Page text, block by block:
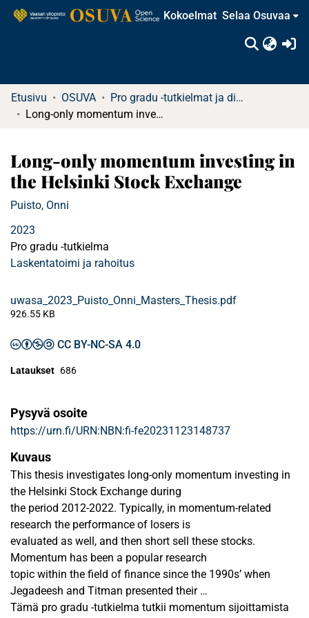
Kokoelmat Selaa Osuvaa
Etusivu OSUVA
Pro gradu -tutkielmat ja diplomityöt
Long-only momentum investing in the Helsinki Stock Exchange
Long-only momentum investing in
the Helsinki Stock Exchange
Puisto, Onni
2023
Pro gradu -tutkielma
Laskentatoimi ja rahoitus
uwasa_2023_Puisto_Onni_Masters_Thesis.pdf
926.55 KB
CC BY-NC-SA 4.0
Lataukset 686
Pysyvä osoite
https://urn.fi/URN:NBN:fi-fe20231123148737
Kuvaus
This thesis investigates long-only momentum investing in
the Helsinki Stock Exchange during
the period 2012-2022. Typically, in momentum-related
research the performance of losers is
evaluated as well, and then short sell these stocks.
Momentum has been a popular research
topic within the field of finance since the 1990s’ when
Jegadeesh and Titman presented their
results from the US market. Since then, momentum has
Tämä pro gradu -tutkielma tutkii momentum sijoittamista